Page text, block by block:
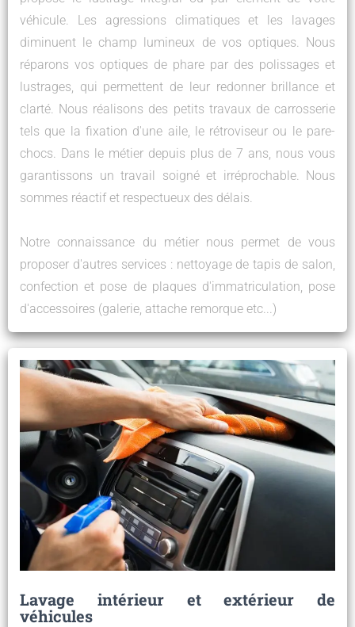
véhicule. Les agressions climatiques et les lavages
diminuent le champ lumineux de vos optiques. Nous
réparons vos optiques de phare par des polissages et
lustrages, qui permettent de leur redonner brillance et
clarté. Nous réalisons des petits travaux de carrosserie
tels que la fixation d'une aile, le rétroviseur ou le pare-
chocs. Dans le métier depuis plus de 7 ans, nous vous
garantissons un travail soigné et irréprochable. Nous
sommes réactif et respectueux des délais.
Notre connaissance du métier nous permet de vous
proposer d'autres services : nettoyage de tapis de salon,
confection et pose de plaques d'immatriculation, pose
d'accessoires (galerie, attache remorque etc...)
Lavage intérieur et extérieur de
véhicules